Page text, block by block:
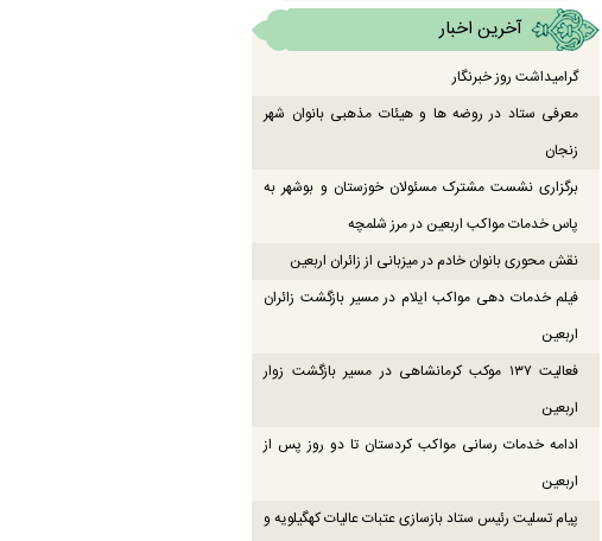
آخرین اخبار
گرامیداشت روز خبرنگار
معرفی ستاد در روضه ها و هیئات مذهبی بانوان شهر
زنجان
برگزاری نشست مشترک مسئولان خوزستان و بوشهر به
پاس خدمات مواکب اربعین در مرز شلمچه
نقش محوری بانوان خادم در میزبانی از زائران اربعین
فیلم خدمات دهی مواکب ایلام در مسیر بازگشت زائران
اربعین
فعالیت ۱۳۷ موکب کرمانشاهی در مسیر بازگشت زوار
اربعین
ادامه خدمات رسانی مواکب کردستان تا دو روز پس از
اربعین
پیام تسلیت رئیس ستاد بازسازی عتبات عالیات کهگیلویه و